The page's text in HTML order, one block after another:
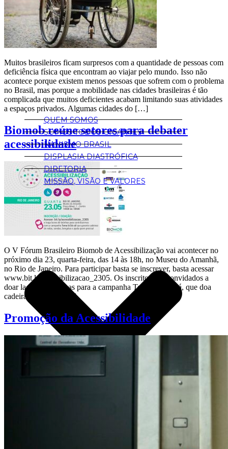
QUEM SOMOS
SOMOS TODOS GIGANTES
NANISMO BRASIL
DISPLASIA DIASTRÓFICA
DIRETORIA
MISSÃO, VISÃO E VALORES
NANISMO
Muitos brasileiros ficam surpresos com a quantidade de pessoas com
deficiência física que encontram ao viajar pelo mundo. Isso não
acontece porque existem menos pessoas que sofrem com o problema
no Brasil, mas porque a mobilidade nas cidades brasileiras é tão
complicada que muitos deficientes acabam limitando suas atividades
a espaços privados. Algumas cidades do […]
Biomob reúne setores para debater
acessibilidade
O V Fórum Brasileiro Biomob de Acessibilização vai acontecer no
próximo dia 23, quarta-feira, das 14 às 18h, no Museu do Amanhã,
no Rio de Janeiro. Para participar basta se inscrever, basta acessar
www.bit.ly/acessibilizacao_2305. Os inscritos são convidados a
doar lacres de latinhas para a campanha Toma lá Dá Cá, que doa
cadeiras de rodas, […]
Promoção da Acessibilidade